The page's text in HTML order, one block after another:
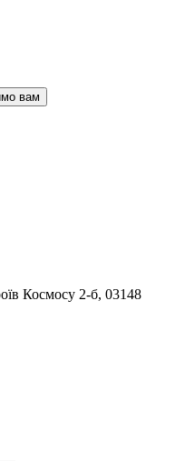
вам
Космосу 2-б, 03148